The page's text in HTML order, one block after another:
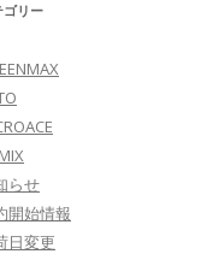
ゴリー
らせ
開始情報
日変更